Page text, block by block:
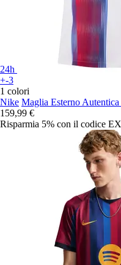
24h
+-3
1 colori
Nike Maglia Esterno
159,99 €
Risparmia 5% con il codice